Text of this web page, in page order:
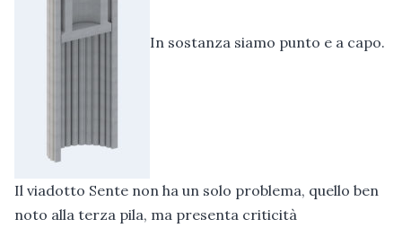
In sostanza siamo punto e a capo.
Il viadotto Sente non ha un solo problema, quello ben
noto alla terza pila, ma presenta criticità